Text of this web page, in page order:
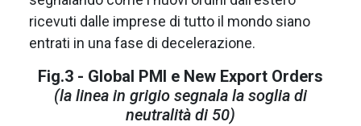
ricevuti dalle imprese di tutto il mondo siano
entrati in una fase di decelerazione.
Fig.3 - Global PMI e New Export Orders
(la linea in grigio segnala la soglia di
neutralità di 50)